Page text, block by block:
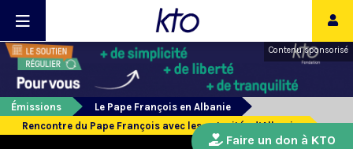
Contenu sponsorisé
Émissions
Le Pape François en Albanie
Rencontre du Pape François avec les autorités d’Albanie
Faire un don à KTO